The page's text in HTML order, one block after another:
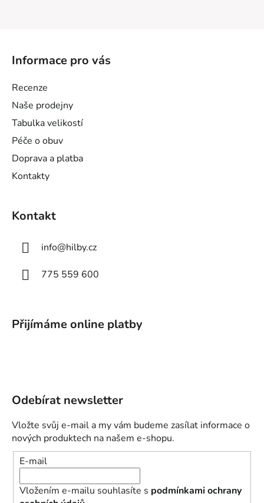
Informace pro vás
Recenze
Naše prodejny
Tabulka velikostí
Péče o obuv
Doprava a platba
Kontakty
Kontakt
info@hilby.cz
775 559 600
Přijímáme online platby
Odebírat newsletter
Vložte svůj e-mail a my vám budeme zasílat informace o
nových produktech na našem e-shopu.
E-mail
Vložením e-mailu souhlasíte s podmínkami ochrany